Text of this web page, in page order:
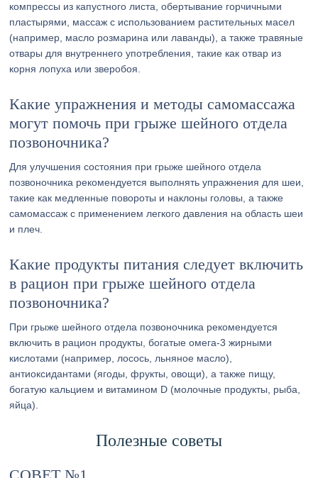
компрессы из капустного листа, обертывание горчичными
пластырями, массаж с использованием растительных масел
(например, масло розмарина или лаванды), а также травяные
отвары для внутреннего употребления, такие как отвар из
корня лопуха или зверобоя.
Какие упражнения и методы самомассажа
могут помочь при грыже шейного отдела
позвоночника?
Для улучшения состояния при грыже шейного отдела
позвоночника рекомендуется выполнять упражнения для шеи,
такие как медленные повороты и наклоны головы, а также
самомассаж с применением легкого давления на область шеи
и плеч.
Какие продукты питания следует включить
в рацион при грыже шейного отдела
позвоночника?
При грыже шейного отдела позвоночника рекомендуется
включить в рацион продукты, богатые омега-3 жирными
кислотами (например, лосось, льняное масло),
антиоксидантами (ягоды, фрукты, овощи), а также пищу,
богатую кальцием и витамином D (молочные продукты, рыба,
яйца).
Полезные советы